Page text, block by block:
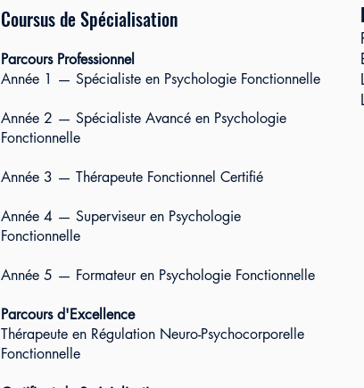
Coursus de Spécialisation
Parcours Professionnel
Année 1 — Spécialiste en Psychologie Fonctionnelle
Année 2 — Spécialiste Avancé en Psychologie
Fonctionnelle
Année 3 — Thérapeute Fonctionnel Certifié
Année 4 — Superviseur en Psychologie
Fonctionnelle
Année 5 — Formateur en Psychologie Fonctionnelle
Parcours d'Excellence
Thérapeute en Régulation Neuro-Psychocorporelle
Fonctionnelle